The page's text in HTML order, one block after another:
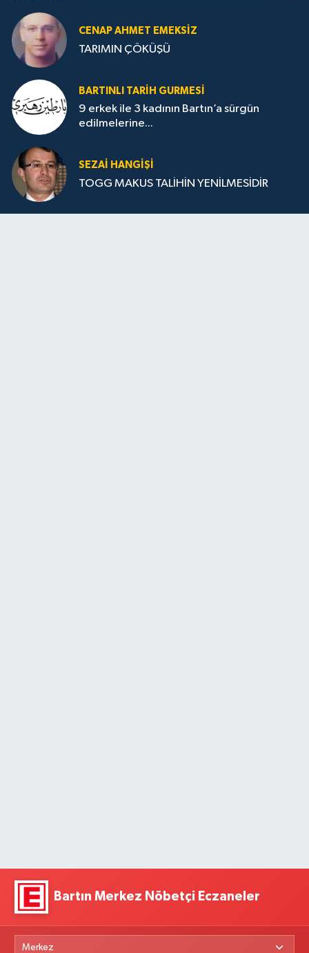
CENAP AHMET EMEKSİZ
TARIMIN ÇÖKÜŞÜ
BARTINLI TARIH GURMESI
9 erkek ile 3 kadının Bartın’a sürgün
edilmelerine...
SEZAI HANGİŞİ
TOGG MAKUS TALİHİN YENİLMESİDİR
Bartın Merkez Nöbetçi Eczaneler